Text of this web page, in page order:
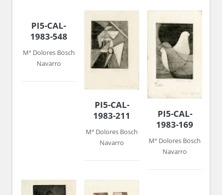
PI5-CAL-
1983-548
Mª Dolores Bosch
Navarro
PI5-CAL-
1983-211
Mª Dolores Bosch
Navarro
PI5-CAL-
1983-169
Mª Dolores Bosch
Navarro